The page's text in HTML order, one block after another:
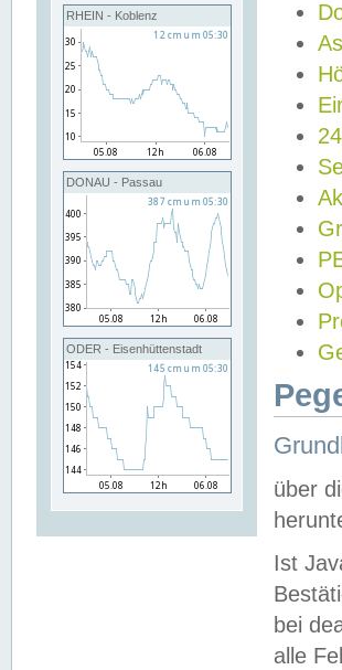
RHEIN - Koblenz
DONAU - Passau
ODER - Eisenhüttenstadt
über
Ist
bei
alle